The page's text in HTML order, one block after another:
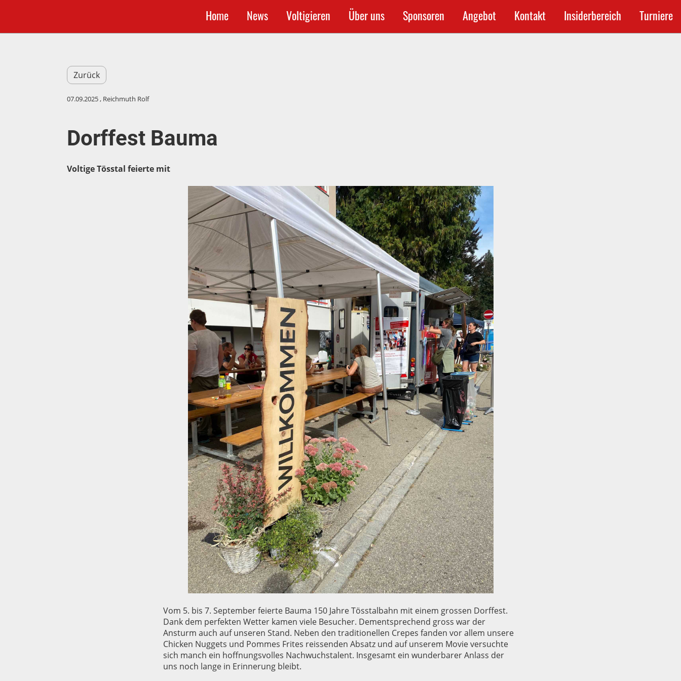
Home News Voltigieren Über uns Sponsoren Angebot Kontakt Insiderbereich Turniere
Zurück
07.09.2025, Reichmuth Rolf
Dorffest Bauma
Voltige Tösstal feierte mit
Vom 5. bis 7. September feierte Bauma 150 Jahre Tösstalbahn mit einem grossen Dorffest.
Dank dem perfekten Wetter kamen viele Besucher. Dementsprechend gross war der
Ansturm auch auf unseren Stand. Neben den traditionellen Crepes fanden vor allem unsere
Chicken Nuggets und Pommes Frites reissenden Absatz und auf unserem Movie versuchte
sich manch ein hoffnungsvolles Nachwuchstalent. Insgesamt ein wunderbarer Anlass der
uns noch lange in Erinnerung bleibt.